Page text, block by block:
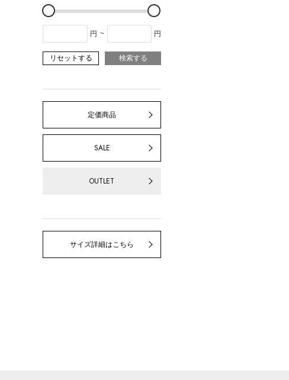
円 ~ 円
リセットする 検索する
定価商品
SALE
OUTLET
サイズ詳細はこちら